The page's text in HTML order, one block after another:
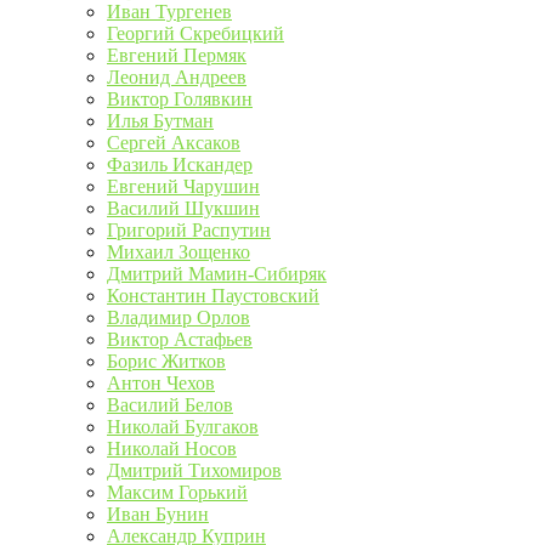
Иван Тургенев
Георгий Скребицкий
Евгений Пермяк
Леонид Андреев
Виктор Голявкин
Илья Бутман
Сергей Аксаков
Фазиль Искандер
Евгений Чарушин
Василий Шукшин
Григорий Распутин
Михаил Зощенко
Дмитрий Мамин-Сибиряк
Константин Паустовский
Владимир Орлов
Виктор Астафьев
Борис Житков
Антон Чехов
Василий Белов
Николай Булгаков
Николай Носов
Дмитрий Тихомиров
Максим Горький
Иван Бунин
Александр Куприн